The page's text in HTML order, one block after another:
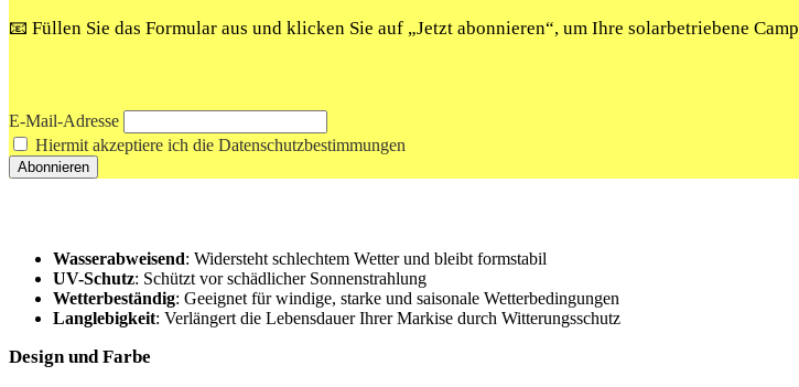
📧 Füllen Sie das Formular aus und klicken Sie auf „Jetzt abonnieren“, um Ihre solarbetriebene
E-Mail-Adresse
Hiermit akzeptiere ich die Datenschutzbestimmungen
Wasserabweisend: Widersteht schlechtem Wetter und bleibt formstabil
UV-Schutz: Schützt vor schädlicher Sonnenstrahlung
Wetterbeständig: Geeignet für windige, starke und saisonale Wetterbedingungen
Langlebigkeit: Verlängert die Lebensdauer Ihrer Markise durch Witterungsschutz
Design und Farbe